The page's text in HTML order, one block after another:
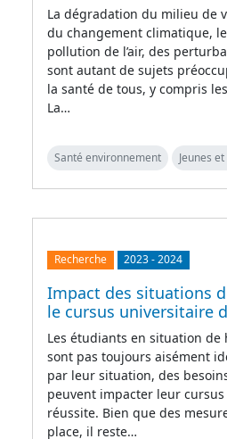
La dégradation du milieu de
du changement climatique,
pollution de l’air, des
sont autant de sujets
la santé de tous, y compris
La…
Santé environnement Jeunes
Recherche 2023-2024
Impact des situations
le cursus universitaire
Les étudiants en situation de
sont pas toujours aisément
par leur situation, des
peuvent impacter leur
réussite. Bien que des
place, il reste…